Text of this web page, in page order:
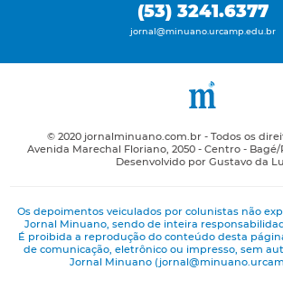
(53) 3241.6377
jornal@minuano.urcamp.edu.br
© 2020 jornalminuano.com.br - Todos os
Avenida Marechal Floriano, 2050 - Centro - Bagé/
Desenvolvido por Gustavo da
Os depoimentos veiculados por colunistas não
Jornal Minuano, sendo de inteira
É proibida a reprodução do conteúdo desta
de comunicação, eletrônico ou impresso, sem
Jornal Minuano